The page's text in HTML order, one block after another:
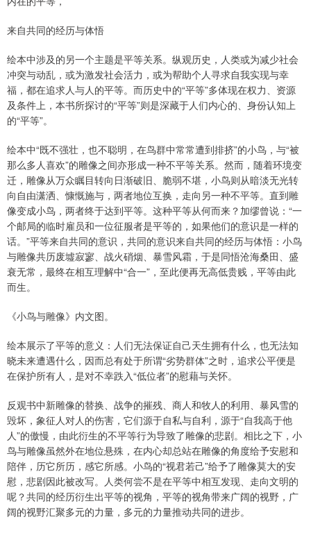
来自共同的经历与体悟
绘本中涉及的另一个主题是平等关系。纵观历史，人类或为减少社会
冲突与动乱，或为激发社会活力，或为帮助个人寻求自我实现与幸
福，都在追求人与人的平等。而历史中的“平等”多体现在权力、资源
及条件上，本书所探讨的“平等”则是深藏于人们内心的、身份认知上
的“平等”。
绘本中“既不强壮，也不聪明，在鸟群中常常遭到排挤”的小鸟，与“被
那么多人喜欢”的雕像之间亦形成一种不平等关系。然而，随着环境变
迁，雕像从万众瞩目转向日渐破旧、脆弱不堪，小鸟则从暗淡无光转
向自由潇洒、慷慨施与，两者地位互换，走向另一种不平等。直到雕
像变成小鸟，两者终于达到平等。这种平等从何而来？加缪曾说：“一
个邮局的临时雇员和一位征服者是平等的，如果他们的意识是一样的
话。”平等来自共同的意识，共同的意识来自共同的经历与体悟：小鸟
与雕像共历废墟寂寥、战火硝烟、暴雪风霜，于是同悟沧海桑田、盛
衰无常，最终在相互理解中“合一”，至此便再无高低贵贱，平等由此
而生。
《小鸟与雕像》内文图。
绘本展示了平等的意义：人们无法保证自己天生拥有什么，也无法知
晓未来遭遇什么，因而总有处于所谓“劣势群体”之时，追求公平便是
在保护所有人，是对不幸跌入“低位者”的慰藉与关怀。
反观书中新雕像的替换、战争的摧残、商人和牧人的利用、暴风雪的
毁坏，象征人对人的伤害，它们源于自私与自利，源于“自我高于他
人”的傲慢，由此衍生的不平等行为导致了雕像的悲剧。相比之下，小
鸟与雕像虽然外在地位悬殊，在内心却总站在雕像的角度给予安慰和
陪伴，历它所历，感它所感。小鸟的“视君若己”给予了雕像莫大的安
慰，悲剧因此被改写。人类何尝不是在平等中相互发现、走向文明的
呢？共同的经历衍生出平等的视角，平等的视角带来广阔的视野，广
阔的视野汇聚多元的力量，多元的力量推动共同的进步。